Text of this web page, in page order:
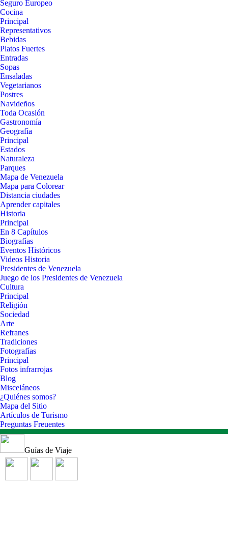
Seguro Europeo
Cocina
Principal
Representativos
Bebidas
Platos Fuertes
Entradas
Sopas
Ensaladas
Vegetarianos
Postres
Navideños
Toda Ocasión
Gastronomía
Geografía
Principal
Estados
Naturaleza
Parques
Mapa de Venezuela
Mapa para Colorear
Distancia ciudades
Aprender capitales
Historia
Principal
En 8 Capítulos
Biografías
Eventos Históricos
Videos Historia
Presidentes de Venezuela
Juego de los Presidentes de Venezuela
Cultura
Principal
Religión
Sociedad
Arte
Refranes
Tradiciones
Fotografías
Principal
Fotos infrarrojas
Blog
Misceláneos
¿Quiénes somos?
Mapa del Sitio
Artículos de Turismo
Preguntas Freuentes
Guías de Viaje